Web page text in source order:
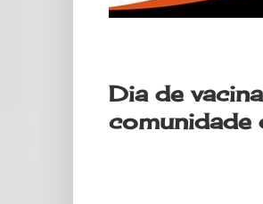
Dia de
comunidade